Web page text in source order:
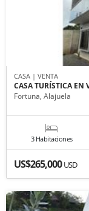
CASA | VENTA
CASA TURÍSTICA EN
Fortuna, Alajuela
3 Habitaciones
US$265,000USD